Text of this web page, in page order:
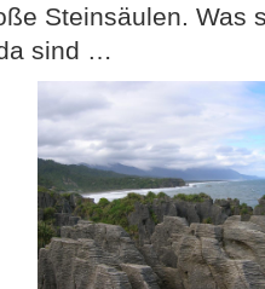
Steinsäulen. Was
sind …